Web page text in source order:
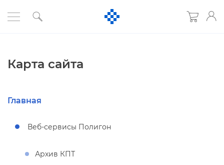
Карта сайта
Главная
еб-сервисы Полигон
Архив КПТ